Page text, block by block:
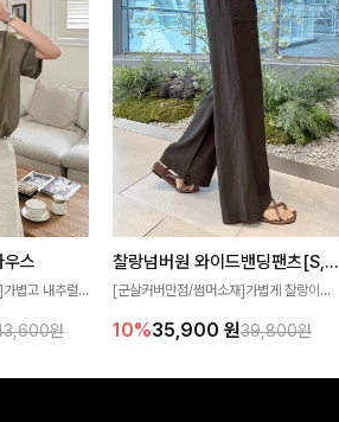
스
볍고 내추럴
선을 더욱 시
원
찰랑넘버원 와이드밴딩팬츠[S,M,L사이즈]
[군살커버만점/썸머소재]가볍게 찰랑이는
편안하게 착용하실 수 있는 팬츠입니다 🖤
감 있는 착용감을 더해드려요!
10%35,900 원39,800원